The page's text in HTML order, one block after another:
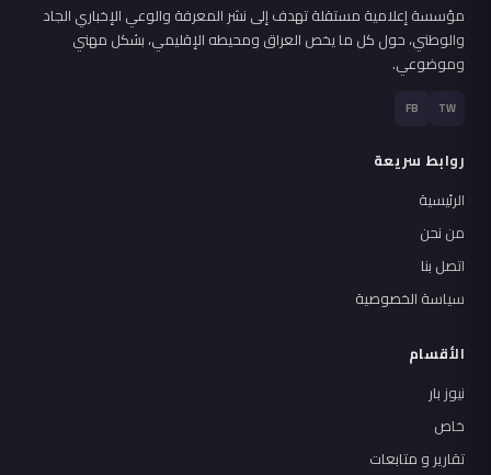
مؤسسة إعلامية مستقلة تهدف إلى نشر المعرفة والوعي الإخباري الجاد
والوطني، حول كل ما يخص العراق ومحيطه الإقليمي، بشكل مهني
وموضوعي.
TW
FB
روابط سريعة
الرئيسية
من نحن
اتصل بنا
سياسة الخصوصية
الأقسام
نيوز بار
خاص
تقارير و متابعات